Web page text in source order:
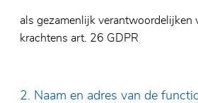
als gezamenlijk verantwoordelijken
krachtens art. 26 GDPR
2. Naam en adres van de